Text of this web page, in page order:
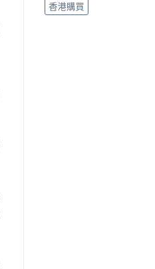
香港購買